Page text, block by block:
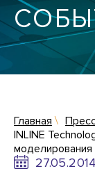
Главная
INLINE
моделирования
27.05.2014